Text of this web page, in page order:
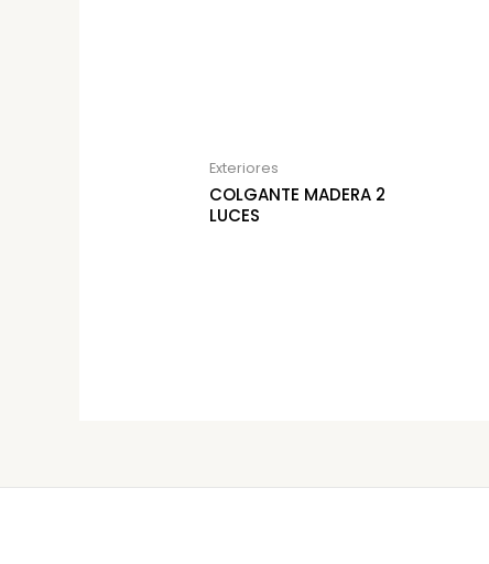
Exteriores
COLGANTE MADERA 2
LUCES